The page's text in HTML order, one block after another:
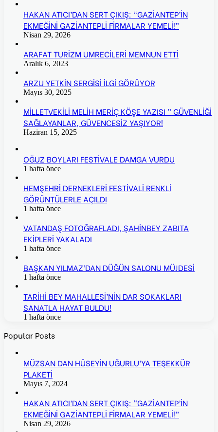
HAKAN ATICI’DAN SERT ÇIKIŞ: “GAZİANTEP’İN
EKMEĞİNİ GAZİANTEPLİ FİRMALAR YEMELİ!”
Nisan 29, 2026
ARAFAT TURİZM UMRECİLERİ MEMNUN ETTİ
Aralık 6, 2023
ARZU YETKİN SERGİSİ İLGİ GÖRÜYOR
Mayıs 30, 2025
MİLLETVEKİLİ MELİH MERİÇ KÖŞE YAZISI ” GÜVENLİĞİ
SAĞLAYANLAR, GÜVENCESİZ YAŞIYOR!
Haziran 15, 2025
OĞUZ BOYLARI FESTİVALE DAMGA VURDU
1 hafta önce
HEMŞEHRİ DERNEKLERİ FESTİVALİ RENKLİ
GÖRÜNTÜLERLE AÇILDI
1 hafta önce
VATANDAŞ FOTOĞRAFLADI, ŞAHİNBEY ZABITA
EKİPLERİ YAKALADI
1 hafta önce
BAŞKAN YILMAZ’DAN DÜĞÜN SALONU MÜJDESİ
1 hafta önce
TARİHİ BEY MAHALLESİ’NİN DAR SOKAKLARI
SANATLA HAYAT BULDU!
1 hafta önce
Popular Posts
MÜZSAN DAN HÜSEYİN UĞURLU’YA TEŞEKKÜR
PLAKETİ
Mayıs 7, 2024
HAKAN ATICI’DAN SERT ÇIKIŞ: “GAZİANTEP’İN
EKMEĞİNİ GAZİANTEPLİ FİRMALAR YEMELİ!”
Nisan 29, 2026